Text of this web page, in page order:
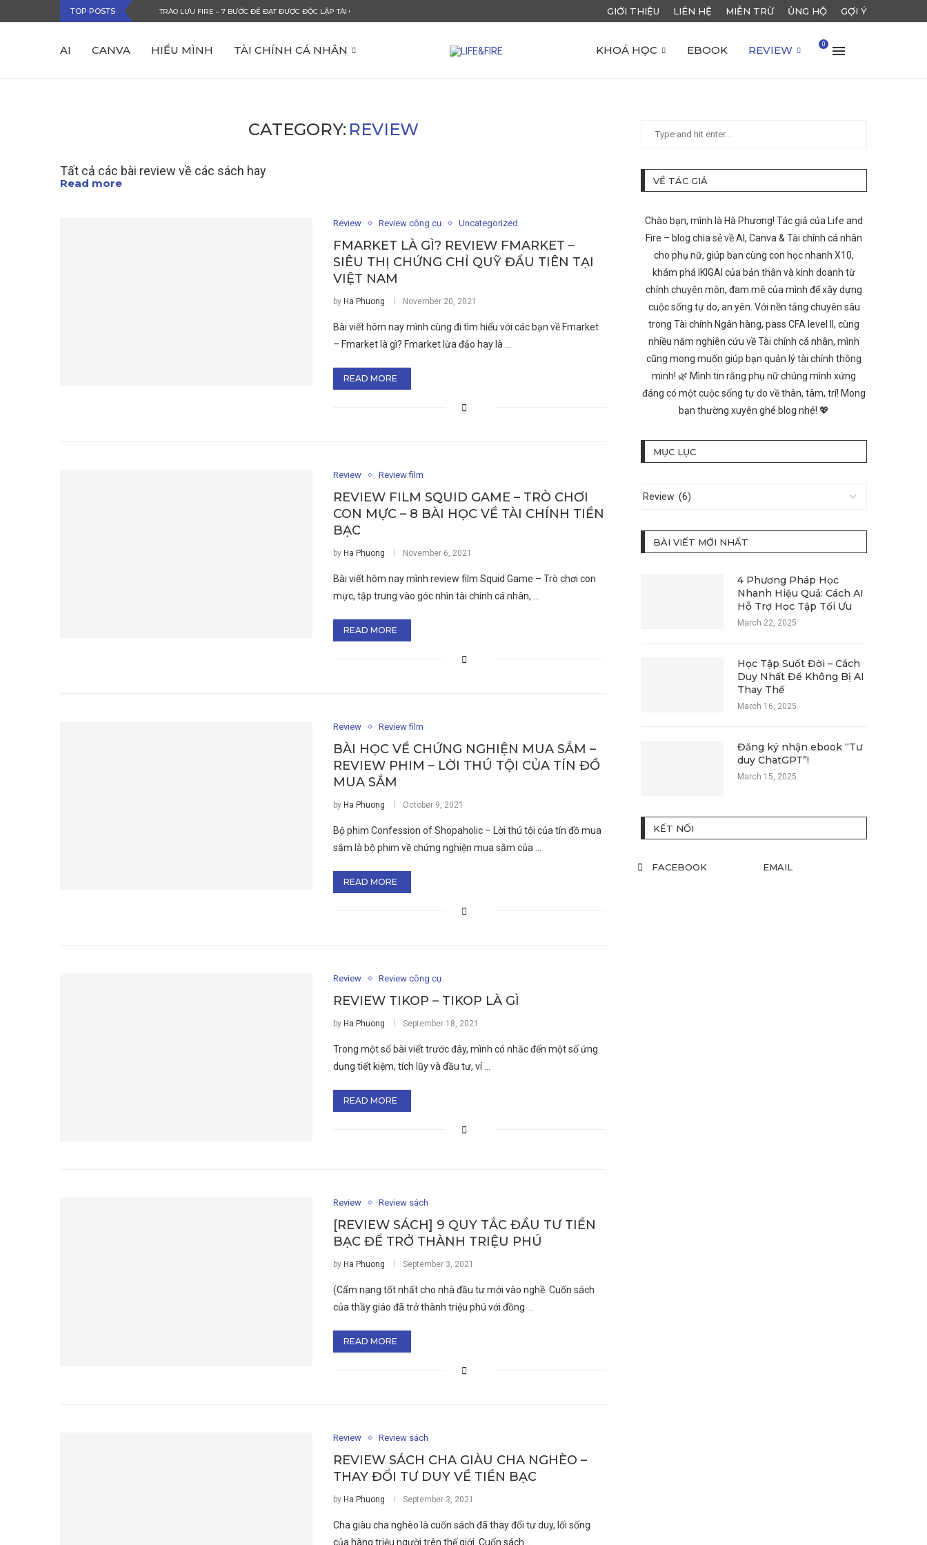
TOP POSTS TRÀO LƯU FIRE – 7 BƯỚC ĐỂ ĐẠT ĐƯỢC ĐỘC LẬP TÀI CHÍNH, NGHỈ HƯU SỚM GIỚI THIỆU LIÊN HỆ MIỄN TRỪ ỦNG HỘ GỢI Ý
AI CANVA HIỂU MÌNH TÀI CHÍNH CÁ NHÂN KHOÁ HỌC EBOOK REVIEW 0
CATEGORY: REVIEW
Tất cả các bài review về các sách hay
Read more
Review Review công cụ Uncategorized
FMARKET LÀ GÌ? REVIEW FMARKET –
SIÊU THỊ CHỨNG CHỈ QUỸ ĐẦU TIÊN TẠI
VIỆT NAM
by Ha Phuong November 20, 2021
Bài viết hôm nay mình cùng đi tìm hiểu với các bạn về Fmarket
– Fmarket là gì? Fmarket lừa đảo hay là …
READ MORE
Review Review film
REVIEW FILM SQUID GAME – TRÒ CHƠI
CON MỰC – 8 BÀI HỌC VỀ TÀI CHÍNH TIỀN
BẠC
by Ha Phuong November 6, 2021
Bài viết hôm nay mình review film Squid Game – Trò chơi con
mực, tập trung vào góc nhìn tài chính cá nhân, …
READ MORE
Review Review film
BÀI HỌC VỀ CHỨNG NGHIỆN MUA SẮM –
REVIEW PHIM – LỜI THÚ TỘI CỦA TÍN ĐỒ
MUA SẮM
by Ha Phuong October 9, 2021
Bộ phim Confession of Shopaholic – Lời thú tội của tín đồ mua
sắm là bộ phim về chứng nghiện mua sắm của …
READ MORE
Review Review công cụ
REVIEW TIKOP – TIKOP LÀ GÌ
by Ha Phuong September 18, 2021
Trong một số bài viết trước đây, mình có nhắc đến một số ứng
dụng tiết kiệm, tích lũy và đầu tư, ví …
READ MORE
Review Review sách
[REVIEW SÁCH] 9 QUY TẮC ĐẦU TƯ TIỀN
BẠC ĐỂ TRỞ THÀNH TRIỆU PHÚ
by Ha Phuong September 3, 2021
(Cẩm nang tốt nhất cho nhà đầu tư mới vào nghề. Cuốn sách
của thầy giáo đã trở thành triệu phú với đồng …
READ MORE
Review Review sách
REVIEW SÁCH CHA GIÀU CHA NGHÈO –
THAY ĐỔI TƯ DUY VỀ TIỀN BẠC
by Ha Phuong September 3, 2021
Cha giàu cha nghèo là cuốn sách đã thay đổi tư duy, lối sống
của hàng triệu người trên thế giới. Cuốn sách …
VỀ TÁC GIẢ
Chào bạn, mình là Hà Phương! Tác giả của Life and
Fire – blog chia sẻ về AI, Canva & Tài chính cá nhân
cho phụ nữ, giúp bạn cùng con học nhanh X10,
khám phá IKIGAI của bản thân và kinh doanh từ
chính chuyên môn, đam mê của mình để xây dựng
cuộc sống tự do, an yên. Với nền tảng chuyên sâu
trong Tài chính Ngân hàng, pass CFA level II, cùng
nhiều năm nghiên cứu về Tài chính cá nhân, mình
cũng mong muốn giúp bạn quản lý tài chính thông
minh! 🌿 Mình tin rằng phụ nữ chúng mình xứng
đáng có một cuộc sống tự do về thân, tâm, trí! Mong
bạn thường xuyên ghé blog nhé! 💖
MỤC LỤC
BÀI VIẾT MỚI NHẤT
4 Phương Pháp Học
Nhanh Hiệu Quả: Cách AI
Hỗ Trợ Học Tập Tối Ưu
March 22, 2025
Học Tập Suốt Đời – Cách
Duy Nhất Để Không Bị AI
Thay Thế
March 16, 2025
Đăng ký nhận ebook “Tư
duy ChatGPT”!
March 15, 2025
KẾT NỐI
FACEBOOK EMAIL